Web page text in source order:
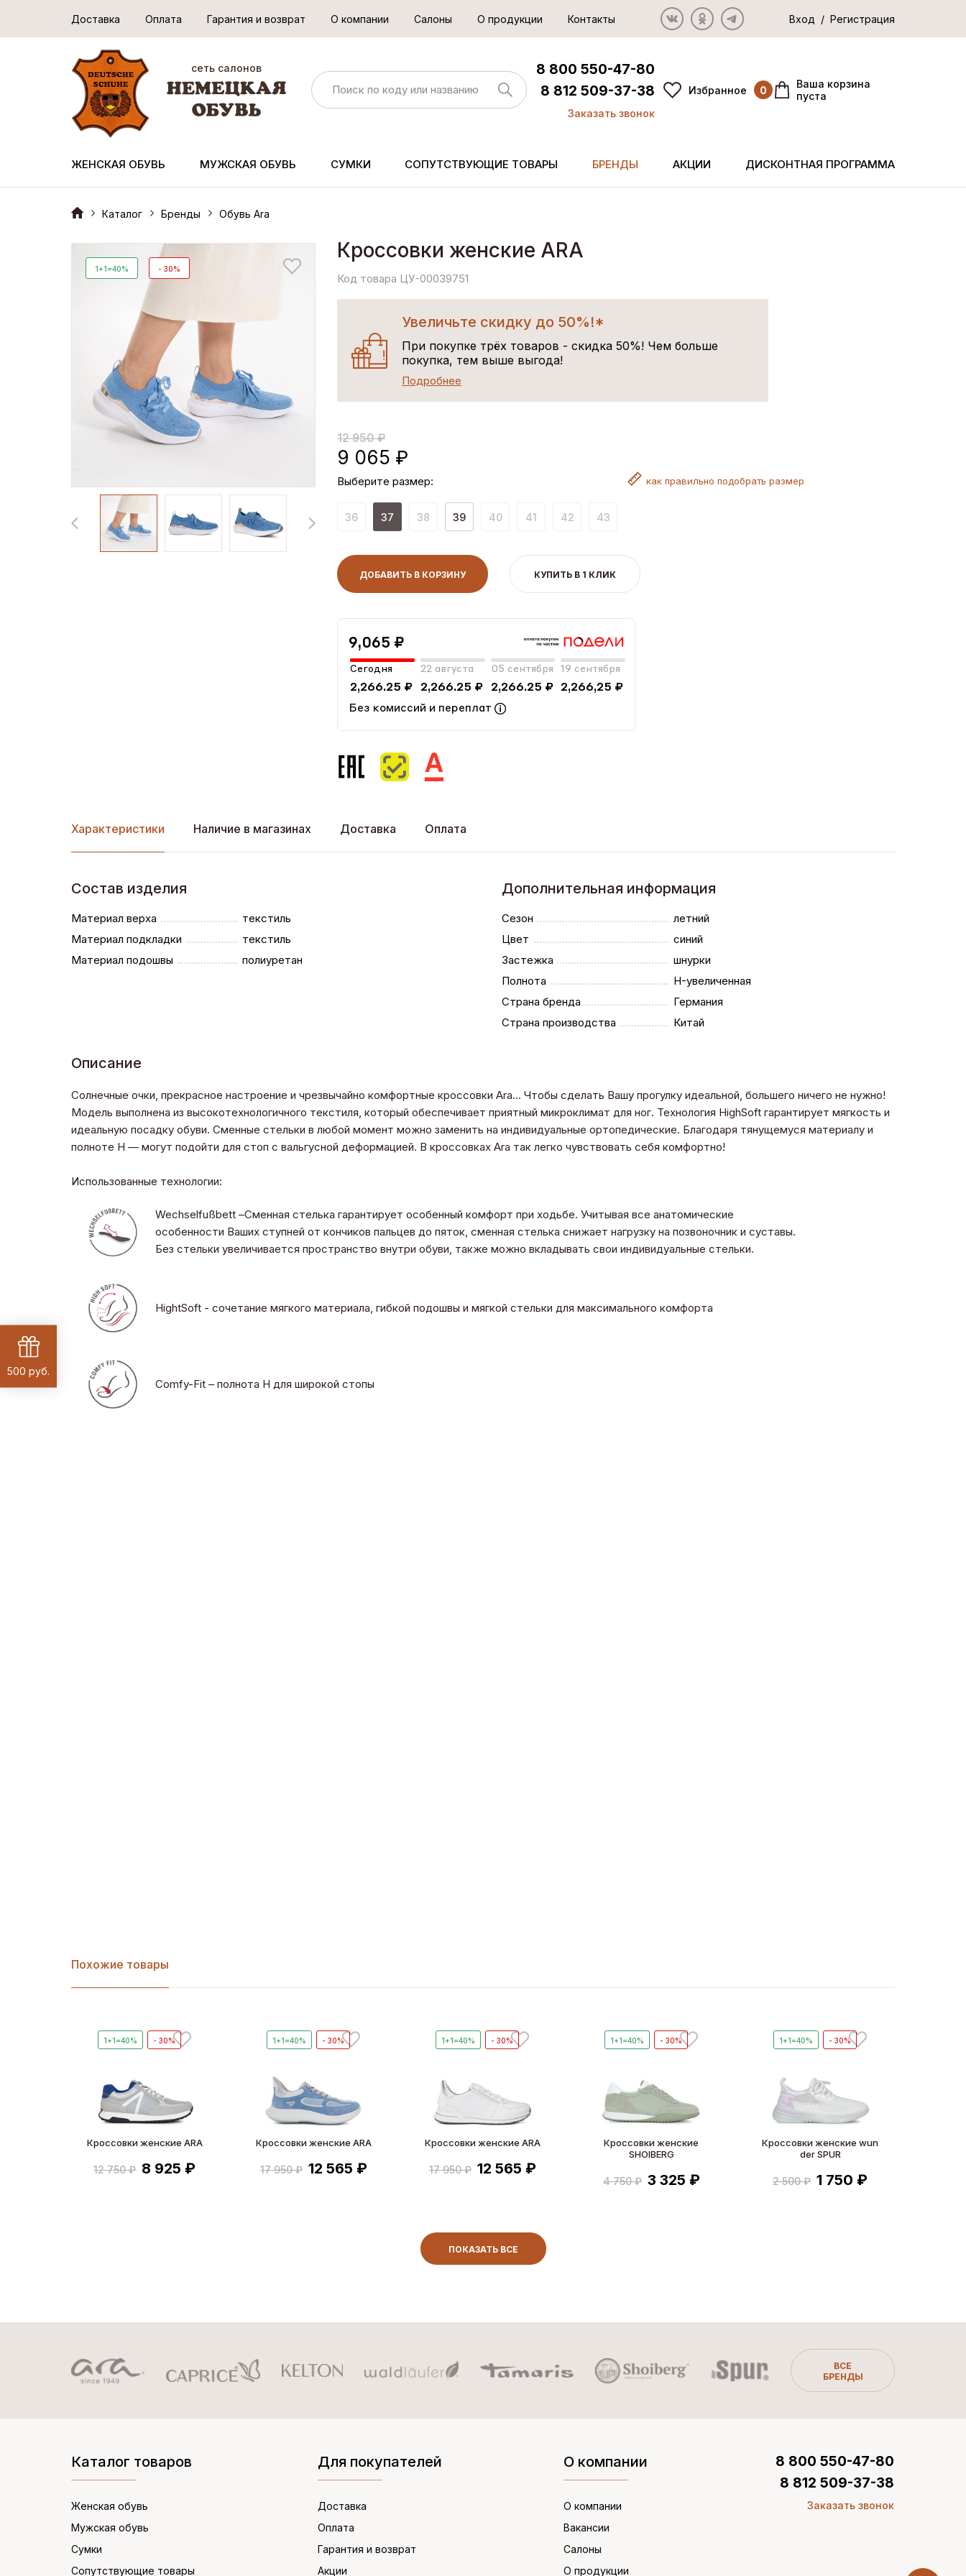
Доставка Оплата Гарантия и возврат О компании Салоны О продукции Контакты Вход / Регистрация
сеть салонов
8 800 550-47-80
8 812 509-37-38
Заказать звонок
Избранное 0
Ваша корзина
пуста
ЖЕНСКАЯ ОБУВЬ МУЖСКАЯ ОБУВЬ СУМКИ СОПУТСТВУЮЩИЕ ТОВАРЫ БРЕНДЫ АКЦИИ ДИСКОНТНАЯ ПРОГРАММА
Каталог Бренды Обувь Ara
1+1=40% - 30%
Кроссовки женские ARA
Код товара ЦУ-00039751
Увеличьте скидку до 50%!*
При покупке трёх товаров - скидка 50%! Чем больше
покупка, тем выше выгода!
Подробнее
12 950 ₽
9 065 ₽
Выберите размер: как правильно подобрать размер
36 37 38 39 40 41 42 43
ДОБАВИТЬ В КОРЗИНУ КУПИТЬ В 1 КЛИК
9,065 ₽
Сегодня
2,266.25 ₽
22 августа
2,266.25 ₽
05 сентября
2,266.25 ₽
19 сентября
2,266,25 ₽
Без комиссий и переплат
Характеристики Наличие в магазинах Доставка Оплата
Состав изделия
Материал верха
текстиль
Материал подкладки
текстиль
Материал подошвы
полиуретан
Дополнительная информация
Сезон
летний
Цвет
синий
Застежка
шнурки
Полнота
H-увеличенная
Страна бренда
Германия
Страна производства
Китай
Описание
Солнечные очки, прекрасное настроение и чрезвычайно комфортные кроссовки Ara... Чтобы сделать Вашу прогулку идеальной, большего ничего не нужно!
Модель выполнена из высокотехнологичного текстиля, который обеспечивает приятный микроклимат для ног. Технология HighSoft гарантирует мягкость и
идеальную посадку обуви. Сменные стельки в любой момент можно заменить на индивидуальные ортопедические. Благодаря тянущемуся материалу и
полноте H — могут подойти для стоп с вальгусной деформацией. В кроссовках Ara так легко чувствовать себя комфортно!
Использованные технологии:
Wechselfußbett –Сменная стелька гарантирует особенный комфорт при ходьбе. Учитывая все анатомические
особенности Ваших ступней от кончиков пальцев до пяток, сменная стелька снижает нагрузку на позвоночник и суставы.
Без стельки увеличивается пространство внутри обуви, также можно вкладывать свои индивидуальные стельки.
HightSoft - сочетание мягкого материала, гибкой подошвы и мягкой стельки для максимального комфорта
Comfy-Fit – полнота H для широкой стопы
Похожие товары
1+1=40% - 30%
Кроссовки женские ARA
12 750 ₽ 8 925 ₽
1+1=40% - 30%
Кроссовки женские ARA
17 950 ₽ 12 565 ₽
1+1=40% - 30%
Кроссовки женские ARA
17 950 ₽ 12 565 ₽
1+1=40% - 30%
Кроссовки женские
SHOIBERG
4 750 ₽ 3 325 ₽
1+1=40% - 30%
Кроссовки женские wun
der SPUR
2 500 ₽ 1 750 ₽
ПОКАЗАТЬ ВСЕ
ВСЕ
БРЕНДЫ
Каталог товаров
Женская обувь
Мужская обувь
Сумки
Сопутствующие товары
Для покупателей
Доставка
Оплата
Гарантия и возврат
Акции
О компании
О компании
Вакансии
Салоны
О продукции
8 800 550-47-80
8 812 509-37-38
Заказать звонок
500 руб.